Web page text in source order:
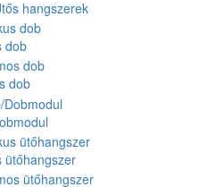
hangszerek
dob
dob
ütőhangszer